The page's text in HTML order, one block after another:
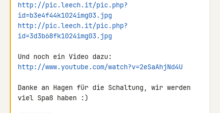
http://pic.leech.it/pic.php?
id=b3e4f44k1024img03.jpg
http://pic.leech.it/pic.php?
id=3d3b68fk1024img03.jpg
http://www.youtube.com/watch?v=2eSaAhjNd4U
Danke an Hagen für die Schaltung, wir werden
viel Spaß haben :)